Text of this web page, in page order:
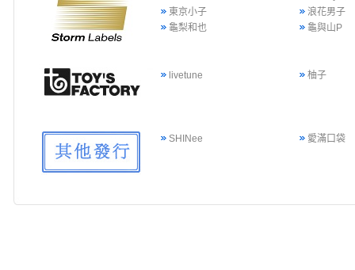
東京小子
浪花男子
龜梨和也
龜與山P
livetune 柚子
SHINee 愛滿口袋